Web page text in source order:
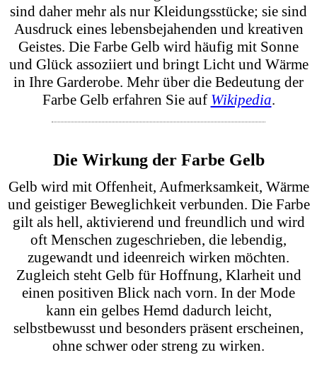
In der Welt der Herrenmode nehmen Hemden eine
zentrale Rolle ein, da sie sowohl im beruflichen als
auch im privaten Kontext getragen werden
können. GERMENS hebt sich in diesem Bereich
besonders ab, indem es traditionelle Hemden neu
definiert. Durch die Vereinigung von Kunst und
ausdrücken. Ein gelbes Hemdvon GERMENS ist
nicht nur ein modisches Statement, sondern auch
ein Zeugnis für Qualität und Kreativität.
Wofür steht Gelb?
Gelb ist eine Farbe, die Optimismus, Energie und
Kreativität symbolisiert. Ein gelbes Hemd strahlt
Lebensfreude aus und setzt ein klares modisches
Statement. GERMENS gelbe Hemden für Herren
sind daher mehr als nur Kleidungsstücke; sie sind